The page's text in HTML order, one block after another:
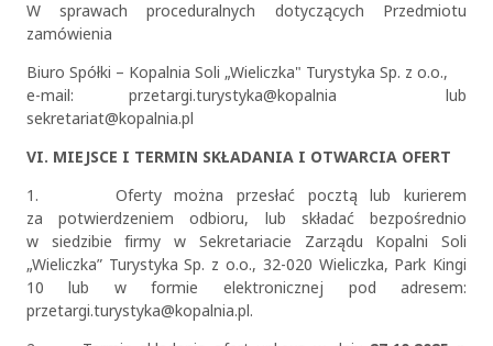
W sprawach proceduralnych dotyczących Przedmiotu
zamówienia
Biuro Spółki – Kopalnia Soli „Wieliczka" Turystyka Sp. z o.o.,
e-mail: przetargi.turystyka@kopalnia lub
sekretariat@kopalnia.pl
VI. MIEJSCE I TERMIN SKŁADANIA I OTWARCIA OFERT
1. Oferty można przesłać pocztą lub kurierem
za potwierdzeniem odbioru, lub składać bezpośrednio
w siedzibie firmy w Sekretariacie Zarządu Kopalni Soli
„Wieliczka” Turystyka Sp. z o.o., 32-020 Wieliczka, Park Kingi
10 lub w formie elektronicznej pod adresem:
przetargi.turystyka@kopalnia.pl.